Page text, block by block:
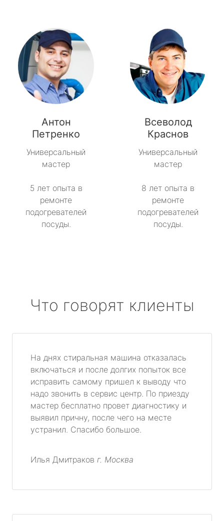
Антон
Петренко
Универсальный
мастер
5 лет опыта в
ремонте
подогревателей
посуды.
Всеволод
Краснов
Универсальный
мастер
8 лет опыта в
ремонте
подогревателей
посуды.
Что говорят клиенты
На днях стиральная машина отказалась
включаться и после долгих попыток все
исправить самому пришел к выводу что
надо звонить в сервис центр. По приезду
мастер бесплатно провет диагностику и
выявил причну, после чего на месте
устранил. Спасибо большое.
Илья Дмитраков г. Москва